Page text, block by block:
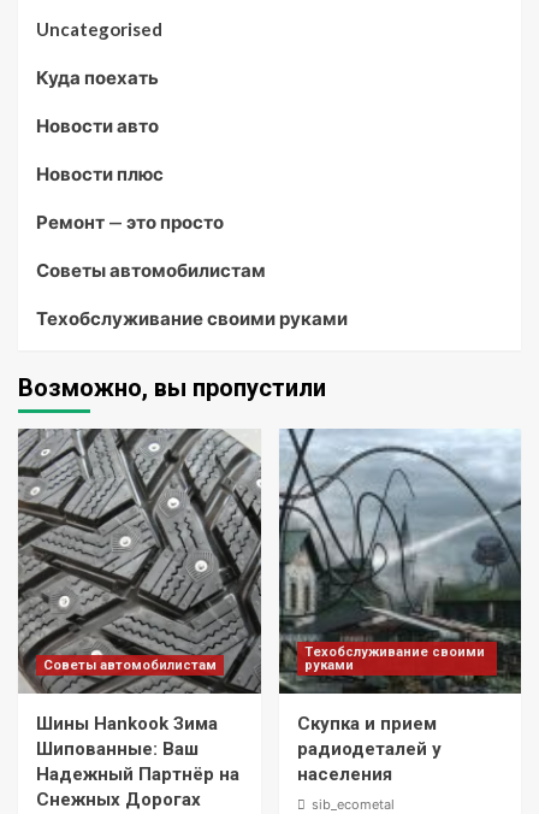
Uncategorised
Куда поехать
Новости авто
Новости плюс
Ремонт — это просто
Советы автомобилистам
Техобслуживание своими руками
Возможно, вы пропустили
Советы автомобилистам
Шины Hankook Зима
Шипованные: Ваш
Надежный Партнёр на
Снежных Дорогах
Техобслуживание своими
руками
Скупка и прием
радиодеталей у
населения
sib_ecometal